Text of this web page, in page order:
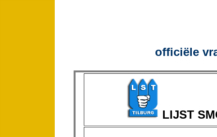
officiële
LIJST